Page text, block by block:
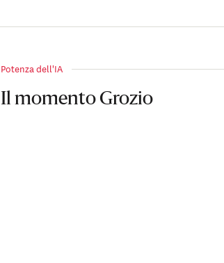
I suoi lavori sono stati
Fortune, Foreign Policy,
Washington Post. Si è
Potenza dell'IA
Il momento Grozio